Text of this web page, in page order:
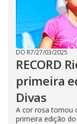
DO R7/27/03/2025
RECORD
primeira
Divas
A cor rosa tomou
primeira edição